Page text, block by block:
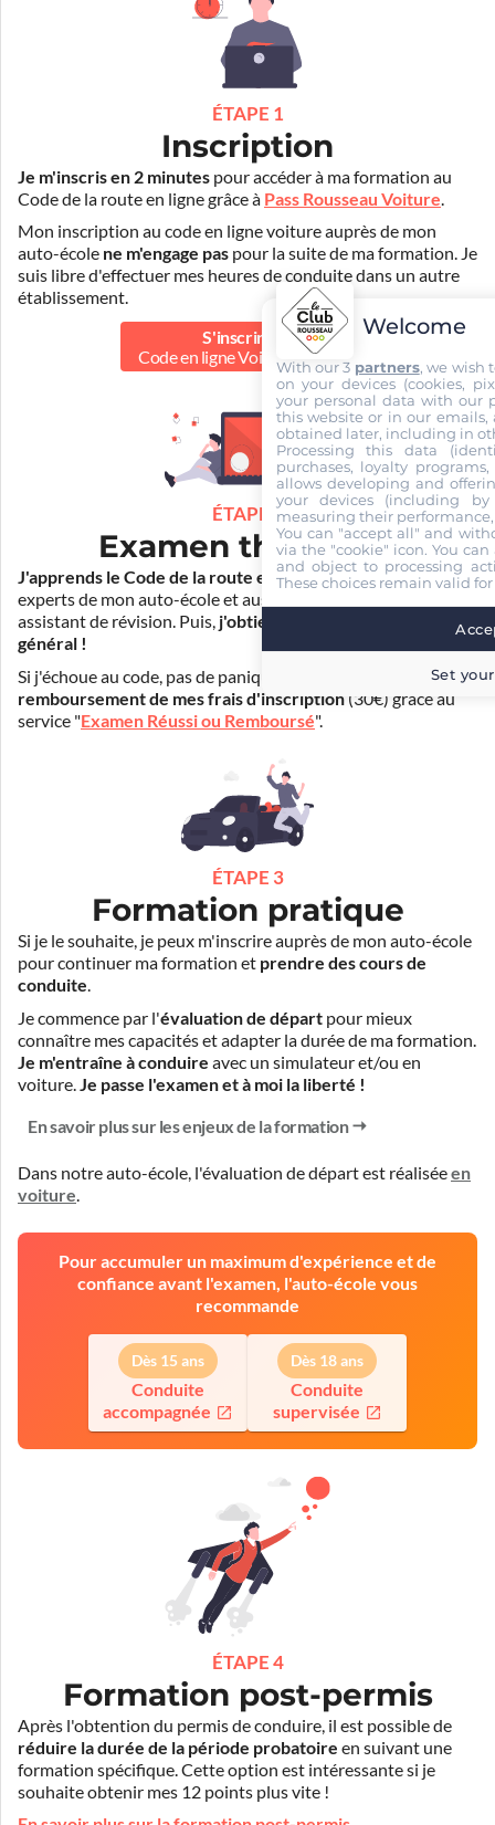
ÉTAPE 1
Inscription
Je m'inscris en 2 minutes pour accéder à ma formation au
Code de la route en ligne grâce à Pass Rousseau Voiture.
Mon inscription au code en ligne voiture auprès de mon
auto-école ne m'engage pas pour la suite de ma formation. Je
suis libre d'effectuer mes heures de conduite dans un autre
établissement.
S'inscrire au
Code en ligne Voiture 50.00 €
ÉTAPE 2
Examen théorique
J'apprends le Code de la route en ligne. Je suis aidé par les
experts de mon auto-école et aussi par Mister Codes, mon
assistant de révision. Puis, j'obtiens l'examen théorique
général !
Si j'échoue au code, pas de panique ! Je peux bénéficier du
remboursement de mes frais d'inscription (30€) grâce au
service "Examen Réussi ou Remboursé".
ÉTAPE 3
Formation pratique
Si je le souhaite, je peux m'inscrire auprès de mon auto-école
pour continuer ma formation et prendre des cours de
conduite.
Je commence par l'évaluation de départ pour mieux
connaître mes capacités et adapter la durée de ma formation.
Je m'entraîne à conduire avec un simulateur et/ou en
voiture. Je passe l'examen et à moi la liberté !
En savoir plus sur les enjeux de la formation
Dans notre auto-école, l'évaluation de départ est réaliséeen
voiture
Pour accumuler un maximum d'expérience et de
confiance avant l'examen, l'auto-école vous
recommande
Dès 15 ans
Conduite
accompagnée
Dès 18 ans
Conduite
supervisée
ÉTAPE 4
Formation post-permis
Après l'obtention du permis de conduire, il est possible de
réduire la durée de la période probatoire en suivant une
formation spécifique. Cette option est intéressante si je
souhaite obtenir mes 12 points plus vite !
Welcome
With our 3 partners, we wish
on your devices (cookies,
your personal data with our
this website or in our emails,
obtained later, including in
Processing this data
purchases, loyalty
allows developing and
your devices (including
measuring their
You can "accept all" and
via the "cookie" icon. You
and object to processing
These choices remain valid
Set